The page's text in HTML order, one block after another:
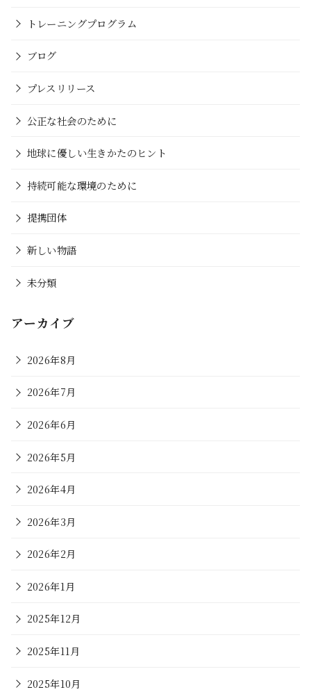
トレーニングプログラム
ブログ
プレスリリース
公正な社会のために
地球に優しい生きかたのヒント
持続可能な環境のために
提携団体
新しい物語
未分類
アーカイブ
2026年8月
2026年7月
2026年6月
2026年5月
2026年4月
2026年3月
2026年2月
2026年1月
2025年12月
2025年11月
2025年10月